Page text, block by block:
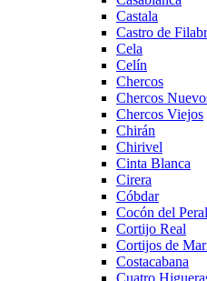
Castala
Castro de
Cela
Celín
Chercos
Chercos
Chercos Viejos
Chirán
Chirivel
Cinta Blanca
Cirera
Cóbdar
Cocón del Peral
Cortijo Real
Cortijos de
Costacabana
Cuatro